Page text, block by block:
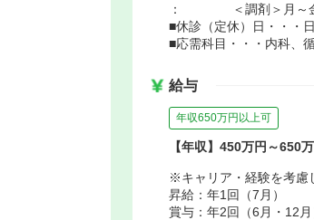
： ＜調剤＞月～金／
■休診（定休）日・・・
■応需科目・・・内科、
給与
年収650万円以上可
【年収】450万円～650
※キャリア・経験を考慮
昇給：年1回（7月）
賞与：年2回（6月・12月